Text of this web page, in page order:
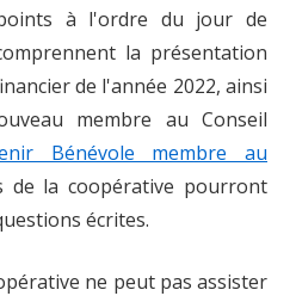
à l'ordre du jour de
la présentation
de l'année 2022, ainsi
membre au Conseil
Bénévole membre au
de la coopérative pourront
écrites.
ne peut pas assister